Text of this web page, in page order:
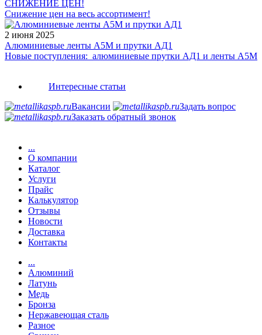
СНИЖЕНИЕ ЦЕН!
Снижение цен на весь ассортимент!
2 июня 2025
Алюминиевые ленты А5М и прутки АД1
Новые поступления: алюминиевые прутки АД1 и ленты А5М
Интересные статьи
Вакансии
Задать вопрос
Заказать обратный звонок
...
О компании
Каталог
Услуги
Прайс
Калькулятор
Отзывы
Новости
Доставка
Контакты
...
Алюминий
Латунь
Медь
Бронза
Нержавеющая сталь
Разное